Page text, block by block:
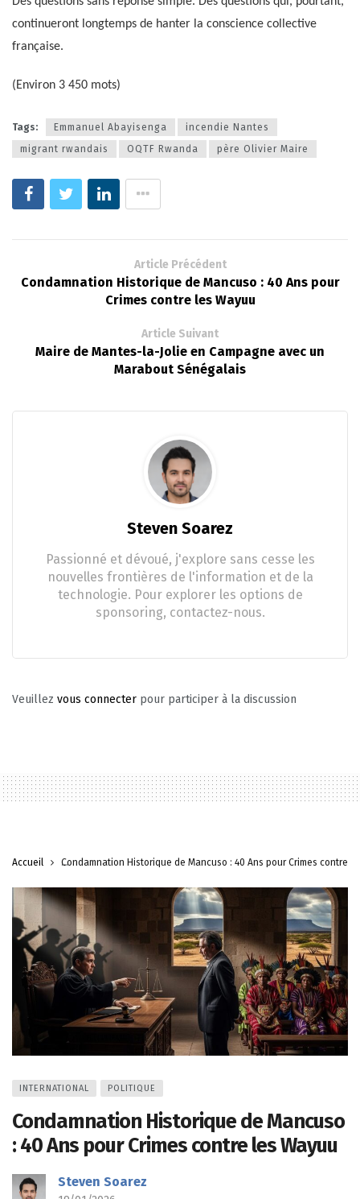
continueront longtemps de hanter la conscience collective
française.
(Environ 3 450 mots)
Tags: Emmanuel Abayisenga
incendie Nantes
migrant rwandais
OQTF Rwanda père Olivier Maire
Article Précédent
Condamnation Historique de Mancuso : 40 Ans pour
Crimes contre les Wayuu
Article Suivant
Maire de Mantes-la-Jolie en Campagne avec un
Marabout Sénégalais
Steven Soarez
Passionné et dévoué, j'explore sans cesse les
nouvelles frontières de l'information et de la
technologie. Pour explorer les options de
sponsoring, contactez-nous.
Veuillez vous connecter pour participer à la discussion
Accueil Condamnation Historique de Mancuso : 40 Ans pour Crimes contre
INTERNATIONAL POLITIQUE
Condamnation Historique de Mancuso
: 40 Ans pour Crimes contre les Wayuu
Steven Soarez